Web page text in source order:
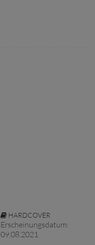
HARDCOVER
Erscheinungsdatum:
09.08.2021